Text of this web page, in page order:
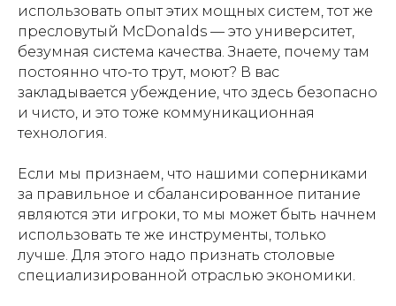
использовать опыт этих мощных систем, тот же
пресловутый McDonalds — это университет,
безумная система качества. Знаете, почему там
постоянно что-то трут, моют? В вас
закладывается убеждение, что здесь безопасно
и чисто, и это тоже коммуникационная
технология.
Если мы признаем, что нашими соперниками
за правильное и сбалансированное питание
являются эти игроки, то мы может быть начнем
использовать те же инструменты, только
лучше. Для этого надо признать столовые
специализированной отраслью экономики.